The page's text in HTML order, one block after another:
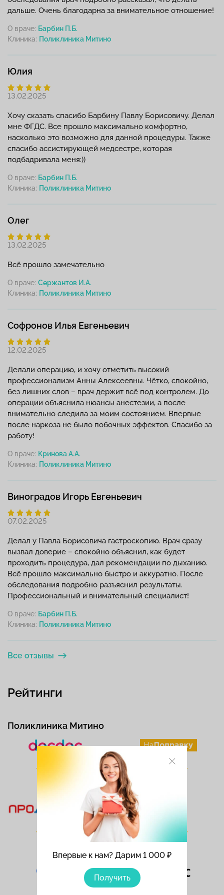
Впервые к нам? Дарим 1 000 ₽
Получить
дальше. Очень благодарна за внимательное отношение!
О враче: Барбин П.Б.
Клиника:
Юлия
13.02.2025
Хочу сказать спасибо Барбину Павлу Борисовичу. Делал
мне ФГДС. Все прошло максимально комфортно,
насколько это возможно для данной процедуры. Также
спасибо ассистирующей медсестре, которая
подбадривала меня:))
О враче: Барбин П.Б.
Клиника:
Олег
13.02.2025
Всё прошло замечательно
О враче: Сержантов И.А.
Клиника:
Софронов Илья Евгеньевич
12.02.2025
Делали операцию, и хочу отметить высокий
профессионализм Анны Алексеевны. Чётко, спокойно,
без лишних слов – врач держит всё под контролем. До
операции объяснила нюансы анестезии, а после
внимательно следила за моим состоянием. Впервые
после наркоза не было побочных эффектов. Спасибо за
работу!
О враче: Кринова А.А.
Клиника:
Виноградов Игорь Евгеньевич
07.02.2025
Делал у Павла Борисовича гастроскопию. Врач сразу
вызвал доверие – спокойно объяснил, как будет
проходить процедура, дал рекомендации по дыханию.
Всё прошло максимально быстро и аккуратно. После
обследования подробно разъяснил результаты.
Профессиональный и внимательный специалист!
О враче: Барбин П.Б.
Клиника:
Все отзывы
Рейтинги
Поликлиника Митино
4.5/5
Рейтинг
Рейтинг
5/5